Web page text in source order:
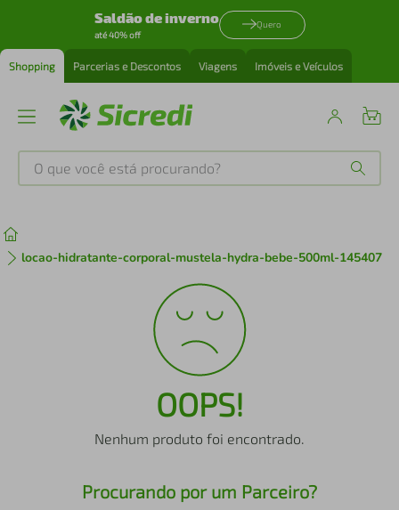
Saldão de inverno
até 40% off
Quero
Shopping Parcerias e Descontos Viagens Imóveis e Veículos
O que você está procurando?
locao-hidratante-corporal-mustela-hydra-bebe-500ml-145407
OOPS!
Nenhum produto foi encontrado.
Procurando por um Parceiro?
tenis
iphone